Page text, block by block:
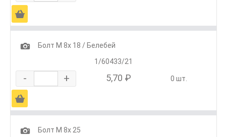
Ä
1
Болт М 8х 18 / Белебей
1/60433/21
- + 5,70 ₽ 0 шт.
Ä
1
Болт М 8х 25